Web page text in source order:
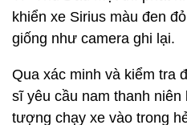
khiển xe Sirius màu đen
giống như camera ghi lại.
Qua xác minh và kiểm tra
sĩ yêu cầu nam thanh
tượng chạy xe vào trong